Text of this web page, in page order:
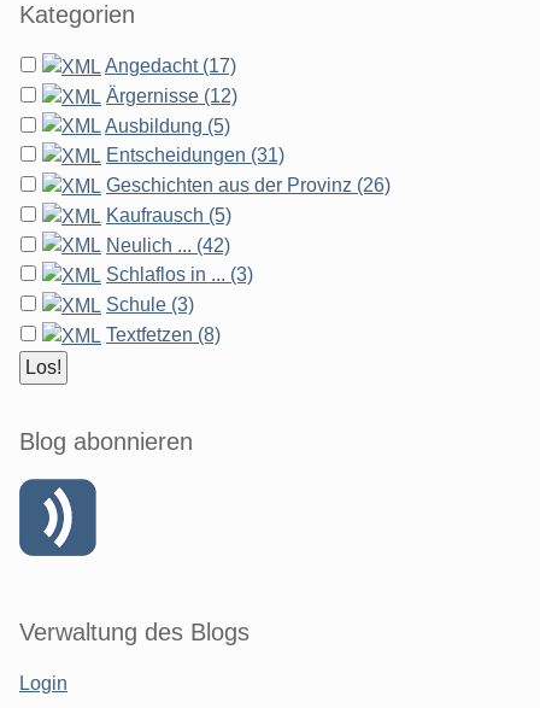
Kategorien
Angedacht (17)
Ärgernisse (12)
Ausbildung (5)
Entscheidungen (31)
Geschichten aus der Provinz (26)
Kaufrausch (5)
Neulich ... (42)
Schlaflos in ... (3)
Schule (3)
Textfetzen (8)
Blog abonnieren
Verwaltung des Blogs
Login